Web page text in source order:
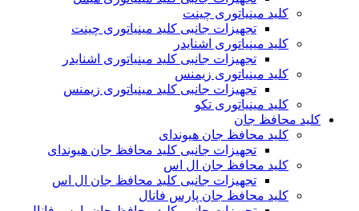
کلید مینیاتوری چینت
تجهیزات جانبی کلید مینیاتوری چینت
کلید مینیاتوری اشنایدر
تجهیزات جانبی کلید مینیاتوری اشنایدر
کلید مینیاتوری زیمنس
تجهیزات جانبی کلید مینیاتوری زیمنس
کلید مینیاتوری تکو
کلید محافظ جان
کلید محافظ جان هیوندای
تجهیزات جانبی کلید محافظ جان هیوندای
کلید محافظ جان ال اس
تجهیزات جانبی کلید محافظ جان ال اس
کلید محافظ جان پارس فانال